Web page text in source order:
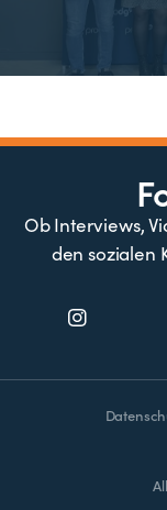
Ob Interviews,
den sozialen